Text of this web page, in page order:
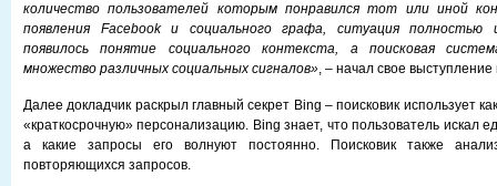
количество пользователей которым понравился тот или иной
появления Facebook и социального графа, ситуация полностью
появилось понятие социального контекста, а поисковая
множество различных социальных сигналов», – начал свое
Далее докладчик раскрыл главный секрет Bing – поисковик использует
«краткосрочную» персонализацию. Bing знает, что пользователь искал
а какие запросы его волнуют постоянно. Поисковик также
повторяющихся запросов.